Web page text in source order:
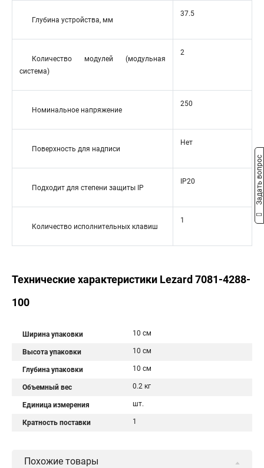
Глубина устройства, мм
37.5
Количество модулей (модульная
система)
2
Номинальное напряжение
250
Поверхность для надписи
Нет
Подходит для степени защиты IP
IP20
Количество исполнительных клавиш
1
Технические характеристики Lezard 7081-4288-
100
Ширина упаковки 10 см
Высота упаковки 10 см
Глубина упаковки 10 см
Объемный вес 0.2 кг
Единица измерения шт.
Кратность поставки 1
Похожие товары
Задать вопрос